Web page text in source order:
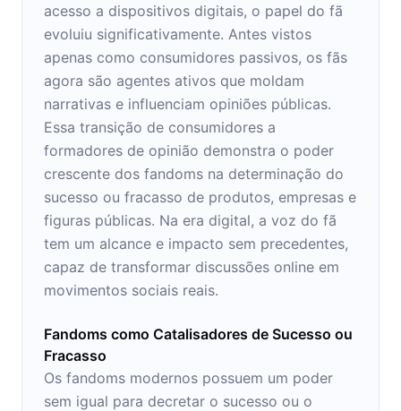
acesso a dispositivos digitais, o papel do fã
evoluiu significativamente. Antes vistos
apenas como consumidores passivos, os fãs
agora são agentes ativos que moldam
narrativas e influenciam opiniões públicas.
Essa transição de consumidores a
formadores de opinião demonstra o poder
crescente dos fandoms na determinação do
sucesso ou fracasso de produtos, empresas e
figuras públicas. Na era digital, a voz do fã
tem um alcance e impacto sem precedentes,
capaz de transformar discussões online em
movimentos sociais reais.
Fandoms como Catalisadores de Sucesso ou
Fracasso
Os fandoms modernos possuem um poder
sem igual para decretar o sucesso ou o